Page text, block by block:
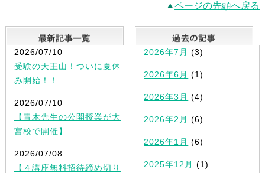
ページの先頭へ戻る
最新記事一覧
2026/07/10
受験の天王山！ついに夏休
み開始！！
2026/07/10
【青木先生の公開授業が大
宮校で開催】
2026/07/08
【４講座無料招待締め切り
2026年7月 (3)
2026年6月 (1)
2026年3月 (4)
2026年2月 (6)
2026年1月 (6)
2025年12月 (1)